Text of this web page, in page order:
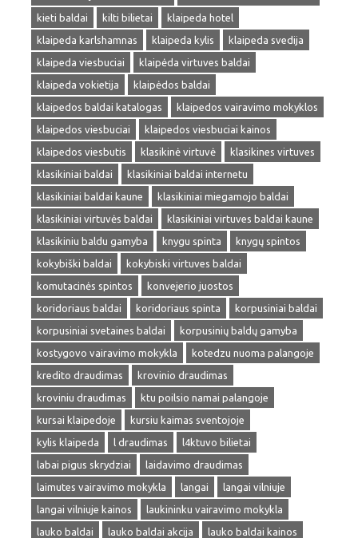
kieti baldai
kilti bilietai
klaipeda hotel
klaipeda karlshamnas
klaipeda kylis
klaipeda svedija
klaipeda viesbuciai
klaipėda virtuves baldai
klaipeda vokietija
klaipėdos baldai
klaipedos baldai katalogas
klaipedos vairavimo mokyklos
klaipedos viesbuciai
klaipedos viesbuciai kainos
klaipedos viesbutis
klasikinė virtuvė
klasikines virtuves
klasikiniai baldai
klasikiniai baldai internetu
klasikiniai baldai kaune
klasikiniai miegamojo baldai
klasikiniai virtuvės baldai
klasikiniai virtuves baldai kaune
klasikiniu baldu gamyba
knygu spinta
knygų spintos
kokybiški baldai
kokybiski virtuves baldai
komutacinės spintos
konvejerio juostos
koridoriaus baldai
koridoriaus spinta
korpusiniai baldai
korpusiniai svetaines baldai
korpusinių baldų gamyba
kostygovo vairavimo mokykla
kotedzu nuoma palangoje
kredito draudimas
krovinio draudimas
kroviniu draudimas
ktu poilsio namai palangoje
kursai klaipedoje
kursiu kaimas sventojoje
kylis klaipeda
l draudimas
l4ktuvo bilietai
labai pigus skrydziai
laidavimo draudimas
laimutes vairavimo mokykla
langai
langai vilniuje
langai vilniuje kainos
laukininku vairavimo mokykla
lauko baldai
lauko baldai akcija
lauko baldai kainos